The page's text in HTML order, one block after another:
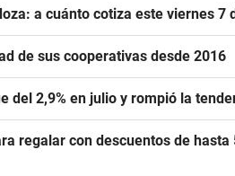
a cuánto cotiza este viernes 7
de sus cooperativas desde 2016
del 2,9% en julio y rompió la
regalar con descuentos de hasta